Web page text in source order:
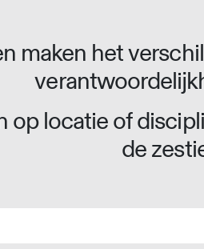
maken het
op locatie of
de